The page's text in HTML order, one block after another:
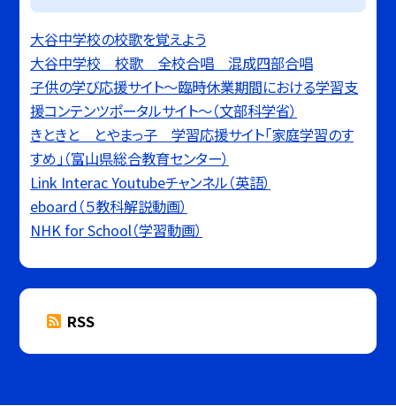
大谷中学校の校歌を覚えよう
大谷中学校 校歌 全校合唱 混成四部合唱
子供の学び応援サイト〜臨時休業期間における学習支
援コンテンツポータルサイト〜（文部科学省）
きときと とやまっ子 学習応援サイト「家庭学習のす
すめ」（富山県総合教育センター）
Link Interac Youtubeチャンネル（英語）
eboard（５教科解説動画）
NHK for School（学習動画）
RSS